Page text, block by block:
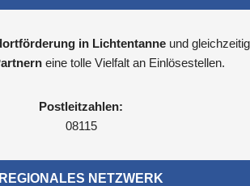
in Lichtentanneund gleichzeitig
eine tolle Vielfalt an Einlösestellen.
Postleitzahlen:
08115
REGIONALES NETZWERK